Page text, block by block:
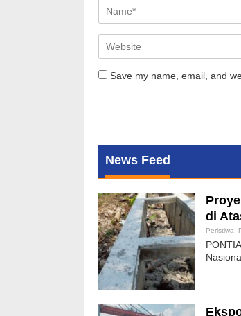
Save my name, email, and
News Feed
di
Peristiwa,